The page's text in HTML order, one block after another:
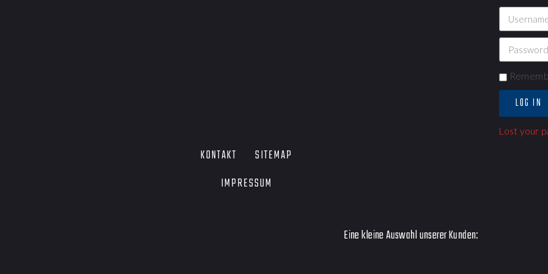
KONTAKT
SITEMAP
IMPRESSUM
LOG IN
Lost your
Eine kleine Auswahl unserer Kunden: